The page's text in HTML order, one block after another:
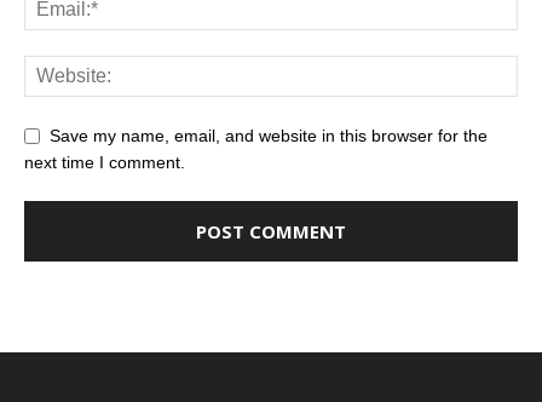
Save my name, email, and website in this browser for the
next time I comment.